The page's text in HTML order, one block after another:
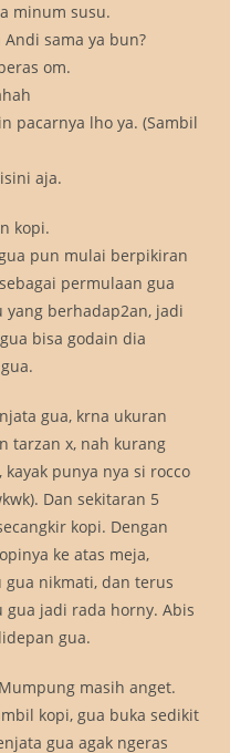
minum susu.
Andi sama ya bun?
om.
pacarnya lho ya. (Sambil
aja.
kopi.
pun mulai berpikiran
permulaan gua
berhadap2an, jadi
bisa godain dia
gua, krna ukuran
tarzan x, nah kurang
punya nya si rocco
Dan sekitaran 5
kopi. Dengan
ke atas meja,
nikmati, dan terus
gua jadi rada horny. Abis
gua.
masih anget.
kopi, gua buka sedikit
gua agak ngeras